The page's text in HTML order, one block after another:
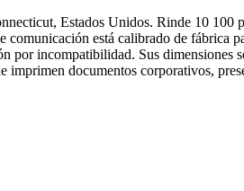
Estados Unidos. Rinde 10 100
está calibrado de fábrica
por incompatibilidad. Sus dimensiones
documentos corporativos,